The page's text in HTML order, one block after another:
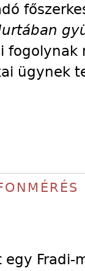
fogolynak
ügynek
Fradi-